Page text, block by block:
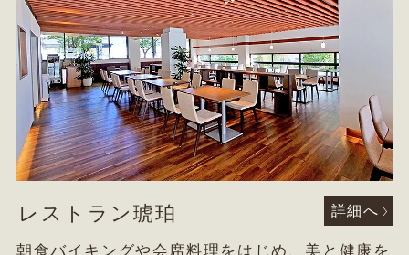
レストラン琥珀 詳細へ
朝食バイキングや会席料理をはじめ、美と健康を